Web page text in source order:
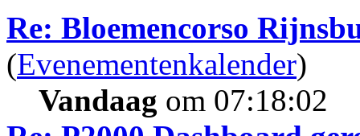
Re: Bloemencorso
(Evenementenkalender)
Vandaag om 07:18:02